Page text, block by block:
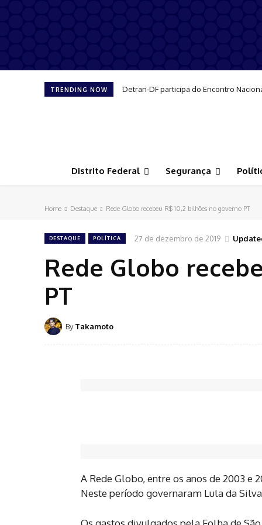
TRENDING NOW Detran-DF participa do Encontro
Distrito Federal Segurança
Home Destaque Rede Globo recebeu R$ 10,2 bilhões no governo PT
DESTAQUE POLÍTICA 27 de dezembro de 2019
Rede Globo
PT
By Takamoto
A Rede Globo, entre os anos de 2003 e
Neste período governaram Lula da